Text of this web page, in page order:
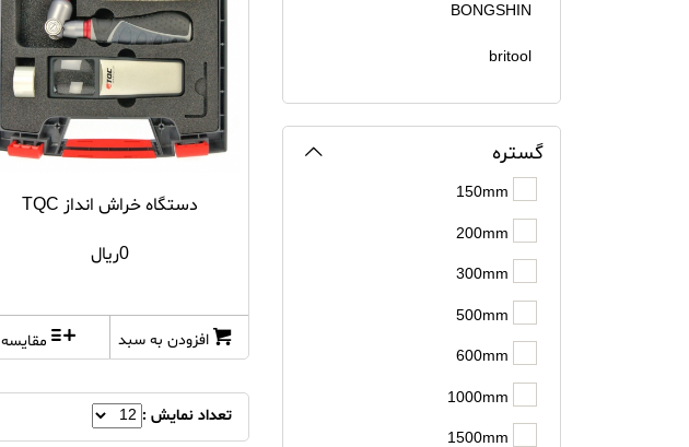
BONGSHIN
britool
CHY
Defelsko
elcometer
Emerson
FLUKE
GL
GPS
گستره
دستگاه خراش انداز TQC
0ریال
افزودن به سبد مقایسه
تعداد نمایش :